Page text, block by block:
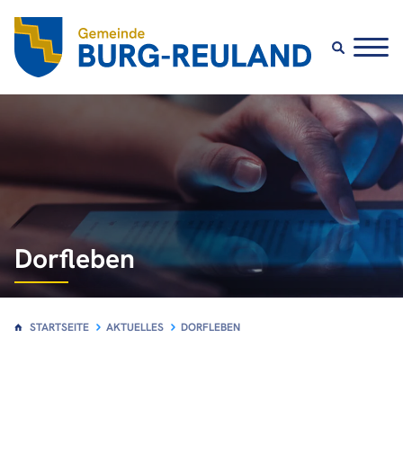
Dorfleben
STARTSEITE AKTUELLES DORFLEBEN